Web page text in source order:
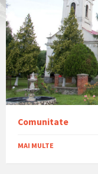
Comunitate
MAI MULTE